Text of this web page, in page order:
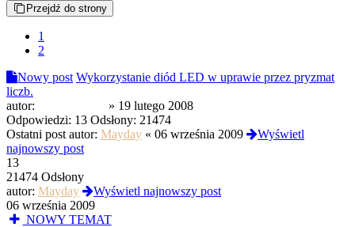
Przejdź do strony
1
2
Nowy post Wykorzystanie diód LED w uprawie przez pryzmat
liczb.
autor:
» 19 lutego 2008
Odpowiedzi: 13 Odsłony: 21474
Ostatni post autor: Mayday « 06 września 2009
Wyświetl
najnowszy post
13
21474 Odsłony
autor: Mayday
Wyświetl najnowszy post
06 września 2009
NOWY TEMAT